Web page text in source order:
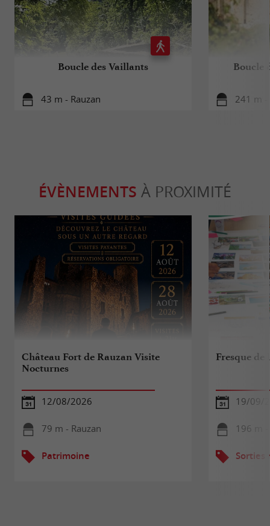
Boucle des Vaillants
43 m - Rauzan
Boucle
241 m -
ÉVÈNEMENTS À PROXIMITÉ
Château Fort de Rauzan Visite
Nocturnes
12/08/2026
79 m - Rauzan
Patrimoine
Fresque de
19/09/
196 m -
Sorties